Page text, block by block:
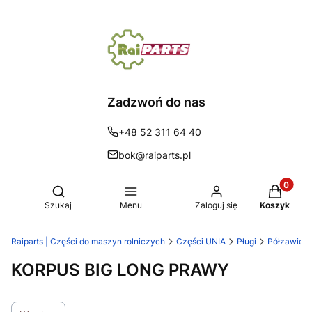
Zadzwoń do nas
+48 52 311 64 40
bok@raiparts.pl
Otwórz wyszukiwarkę
Szukaj Menu Zaloguj się Koszyk
Raiparts | Części do maszyn rolniczych Części UNIA Pługi
KORPUS BIG LONG PRAWY